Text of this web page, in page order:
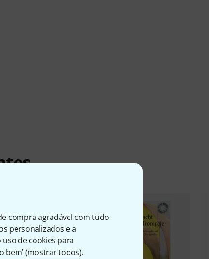
compra agradável com tudo
personalizados e a
de cookies para
bem’ (mostrar todos).